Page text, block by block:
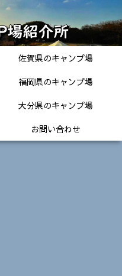
佐賀県のキャンプ場
福岡県のキャンプ場
大分県のキャンプ場
お問い合わせ